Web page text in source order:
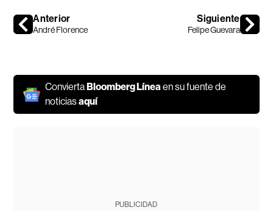
Anterior
André Florence
Siguiente
Felipe Guevara
ConviertaBloomberg Líneaen su fuente de
noticiasaquí
PUBLICIDAD